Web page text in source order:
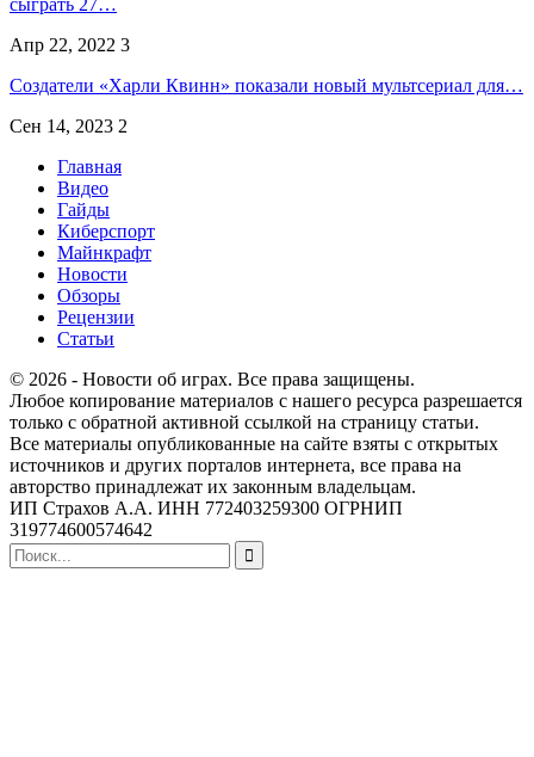
сыграть 27…
Апр 22, 2022 3
Создатели «Харли Квинн» показали новый мультсериал для…
Сен 14, 2023 2
Главная
Видео
Гайды
Киберспорт
Майнкрафт
Новости
Обзоры
Рецензии
Статьи
© 2026 - Новости об играх. Все права защищены.
Любое копирование материалов с нашего ресурса разрешается
только с обратной активной ссылкой на страницу статьи.
Все материалы опубликованные на сайте взяты с открытых
источников и других порталов интернета, все права на
авторство принадлежат их законным владельцам.
ИП Страхов А.А. ИНН 772403259300 ОГРНИП
319774600574642